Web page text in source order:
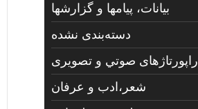
بیانات، پیامها و گزارشها
دسته‌بندی نشده
راپورتاژهای صوتي و تصويری
شعر،ادب و عرفان